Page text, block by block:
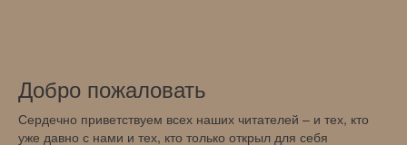
Добро пожаловать
Сердечно приветствуем всех наших читателей – и тех, кто
уже давно с нами и тех, кто только открыл для себя